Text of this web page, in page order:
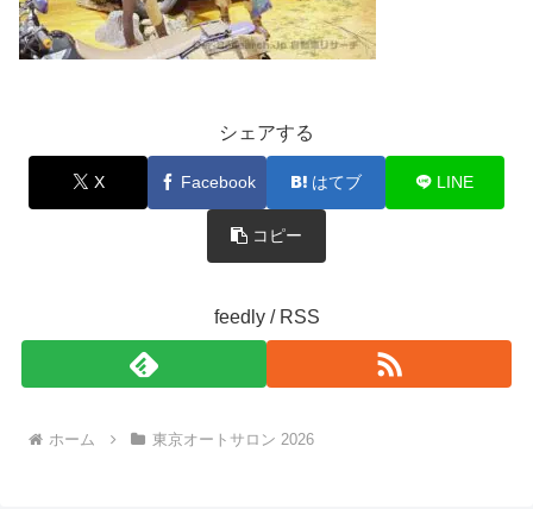
シェアする
X Facebook はてブ LINE
コピー
feedly / RSS
ホーム 東京オートサロン 2026